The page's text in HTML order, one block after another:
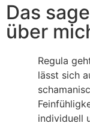
Das
über
Regula
lässt sich
individuell